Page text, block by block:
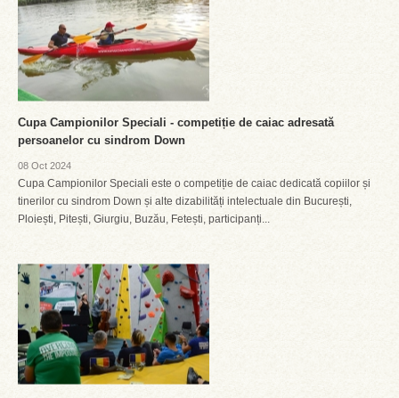
Cupa Campionilor Speciali - competiție de caiac adresată
persoanelor cu sindrom Down
08 Oct 2024
Cupa Campionilor Speciali este o competiție de caiac dedicată copiilor și
tinerilor cu sindrom Down și alte dizabilități intelectuale din București,
Ploiești, Pitești, Giurgiu, Buzău, Fetești, participanți...